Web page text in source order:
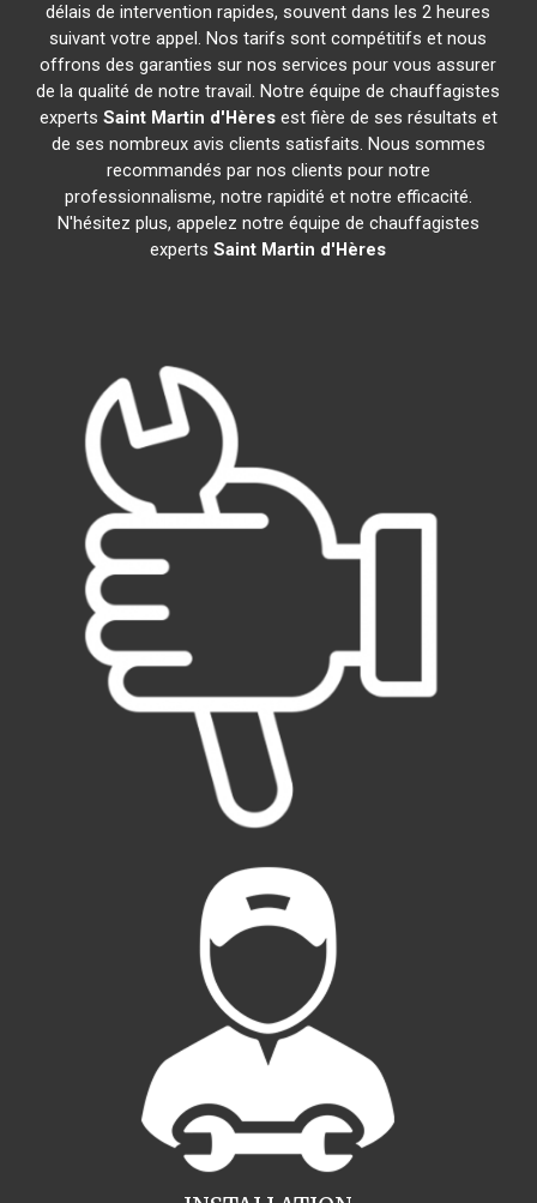
délais de intervention rapides, souvent dans les 2 heures
suivant votre appel. Nos tarifs sont compétitifs et nous
offrons des garanties sur nos services pour vous assurer
de la qualité de notre travail. Notre équipe de chauffagistes
experts Saint Martin d'Hèresest fière de ses résultats et
de ses nombreux avis clients satisfaits. Nous sommes
recommandés par nos clients pour notre
professionnalisme, notre rapidité et notre efficacité.
N'hésitez plus, appelez notre équipe de chauffagistes
expertsSaint Martin d'Hères